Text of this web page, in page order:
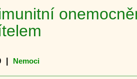
Nemoci